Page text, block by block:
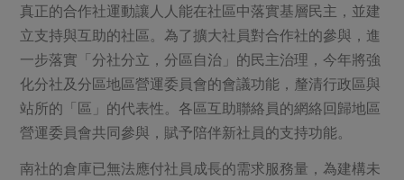
真正的合作社運動讓人人能在社區中落實基層民主，並建
立支持與互助的社區。為了擴大社員對合作社的參與，進
一步落實「分社分立，分區自治」的民主治理，今年將強
化分社及分區地區營運委員會的會議功能，釐清行政區與
站所的「區」的代表性。各區互助聯絡員的網絡回歸地區
營運委員會共同參與，賦予陪伴新社員的支持功能。
南社的倉庫已無法應付社員成長的需求服務量，為建構未